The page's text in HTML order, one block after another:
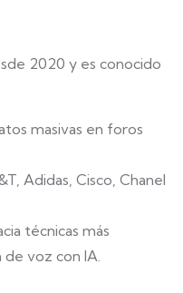
2020 y es conocido
masivas en foros
Adidas, Cisco, Chanel
técnicas más
de voz con IA.